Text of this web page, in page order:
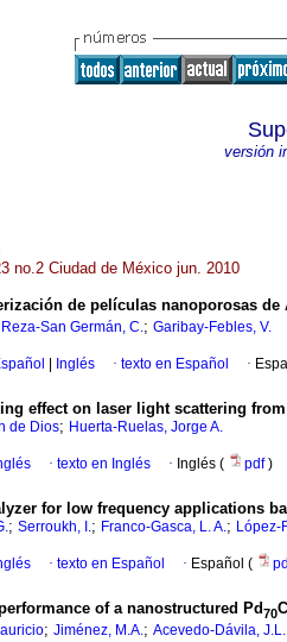
versión
no.2 Ciudad de México jun. 2010
de películas nanoporosas de
Reza-San Germán, C.; Garibay-Febles, V.
Inglés · texto en Español ·
effect on laser light scattering
de Dios; Huerta-Ruelas, Jorge A.
· texto en Inglés · Inglés ( pdf)
for low frequency applications
; Serroukh, I.; Franco-Gasca, L. A.; López-
· texto en Español · Español (
of a nanostructured Pd70
; Jiménez, M.A.; Acevedo-Dávila, J.L.